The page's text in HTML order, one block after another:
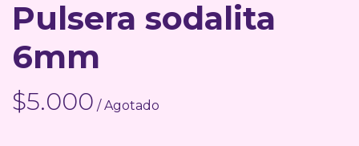
Pulsera sodalita
6mm
$5.000 / Agotado